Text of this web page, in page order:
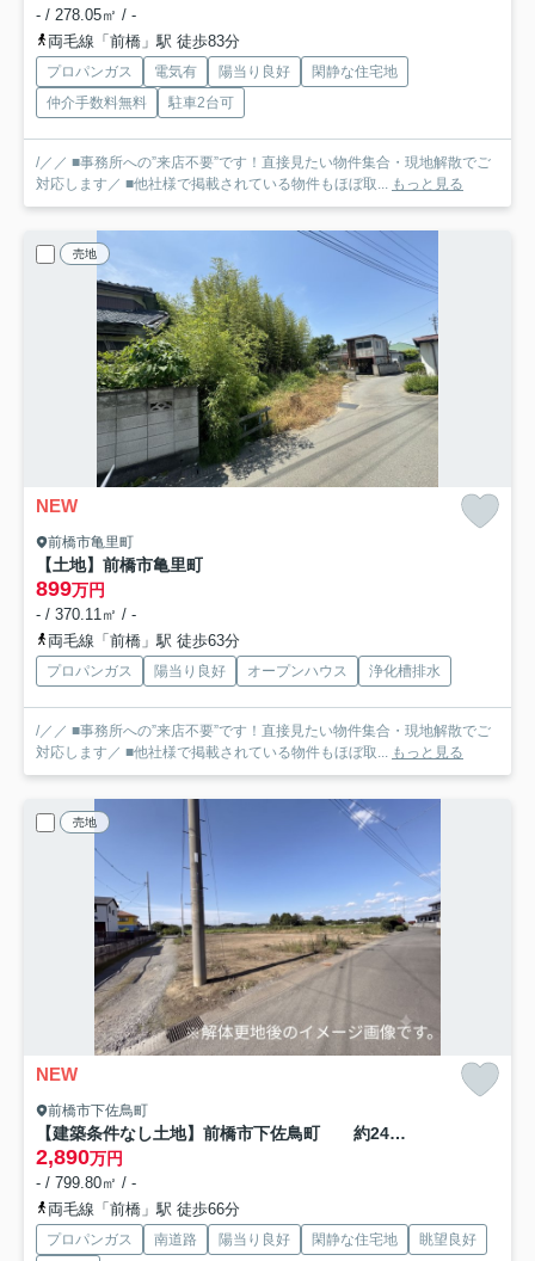
- / 278.05㎡ / -
両毛線「前橋」駅 徒歩83分
プロパンガス 電気有 陽当り良好
閑静な住宅地
仲介手数料無料
駐車2台可
/／／ ■事務所への”来店不要”です！直接見たい物件集合・現地解散でご
対応します／ ■他社様で掲載されている物件もほぼ取... もっと見る
売地
NEW
前橋市亀里町
【土地】前橋市亀里町
899万円
- / 370.11㎡ / -
両毛線「前橋」駅 徒歩63分
プロパンガス 陽当り良好 オープンハウス 浄化槽排水
/／／ ■事務所への”来店不要”です！直接見たい物件集合・現地解散でご
対応します／ ■他社様で掲載されている物件もほぼ取... もっと見る
売地
NEW
前橋市下佐鳥町
【建築条件なし土地】前橋市下佐鳥町 約241坪 34条11号開発許可要 解体更地渡し 確定測量後渡し
2,890万円
- / 799.80㎡ / -
両毛線「前橋」駅 徒歩66分
プロパンガス 南道路 陽当り良好 閑静な住宅地
眺望良好